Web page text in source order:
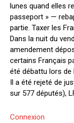
lunes quand elles
passeport » —
partie. Taxer les
Dans la nuit du
amendement
certains Français
été débattu lors de
Il a été rejeté de
sur 577 députés),
Connexion